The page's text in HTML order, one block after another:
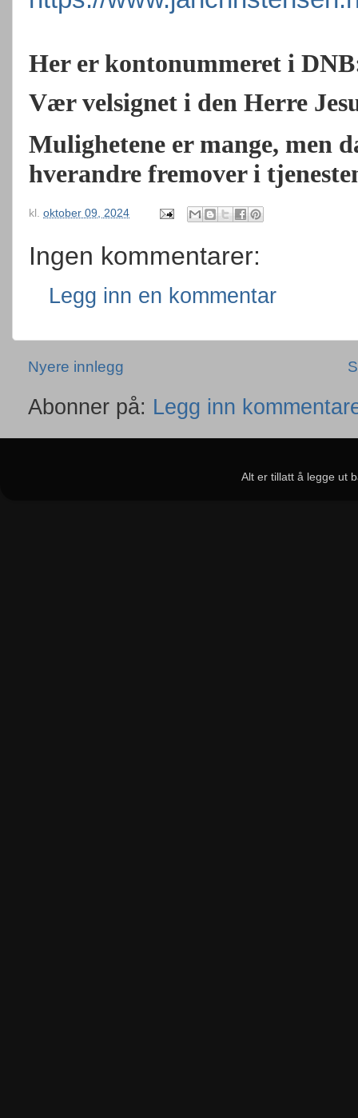
Her er kontonummeret i
Vær velsignet i den Herre
Mulighetene er mange, men
hverandre fremover i
kl. oktober 09, 2024
Ingen kommentarer:
Legg inn en kommentar
Nyere innlegg
Abonner på: Legg inn
Alt er tillatt å legge ut